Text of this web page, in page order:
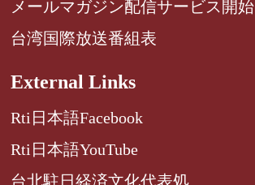
メールマガジン配信サービス開始
台湾国際放送番組表
External Links
Rti日本語Facebook
Rti日本語YouTube
台北駐日経済文化代表処